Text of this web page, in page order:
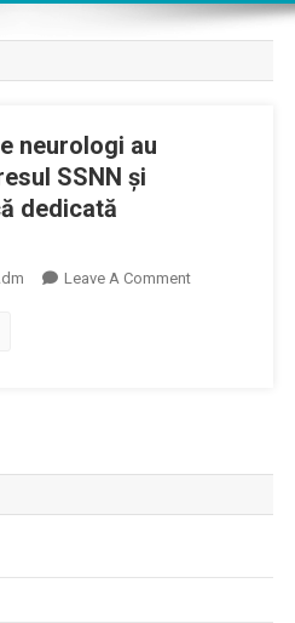
neurologi au
SSNN şi
dedicată
Leave A CommentOn
La
Conferinţa